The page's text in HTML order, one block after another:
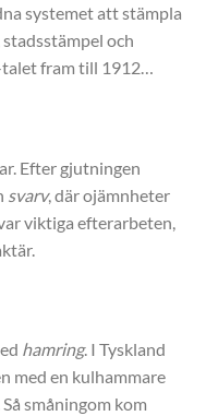
systemet att stämpla
och
talet fram till 1912…
Efter gjutningen
svarv, där ojämnheter
viktiga efterarbeten,
hamring. I Tyskland
med en kulhammare
småningom kom